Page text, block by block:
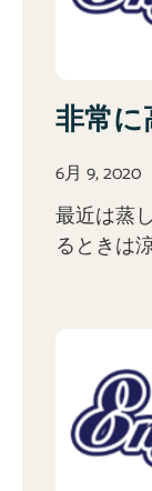
非常
6月 9, 2020
最近は蒸
るときは